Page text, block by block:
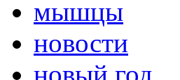
мышцы
новости